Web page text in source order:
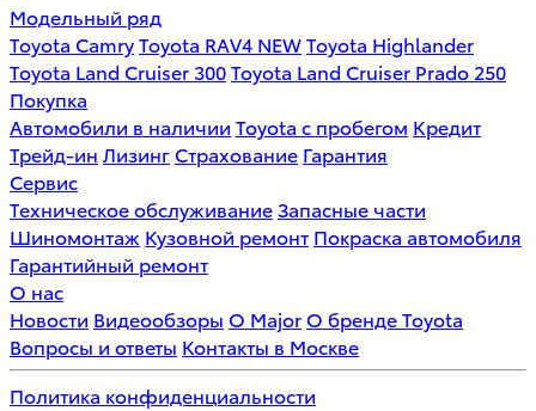
Модельный ряд
Toyota CamryToyota RAV4 NEWToyota Highlander
Toyota Land Cruiser 300Toyota Land Cruiser Prado 250
Покупка
Автомобили в наличии Toyota с пробегом Кредит
Трейд-ин Лизинг Страхование Гарантия
Сервис
Техническое обслуживаниеЗапасные части
Шиномонтаж Кузовной ремонт Покраска автомобиля
Гарантийный ремонт
О нас
Новости Видеообзоры О Major О бренде Toyota
Вопросы и ответы Контакты в Москве
Политика конфиденциальности